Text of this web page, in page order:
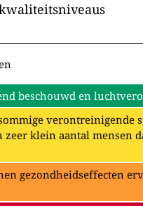
beschouwd en
verontreinigende
klein aantal mensen
gezondheidseffecten